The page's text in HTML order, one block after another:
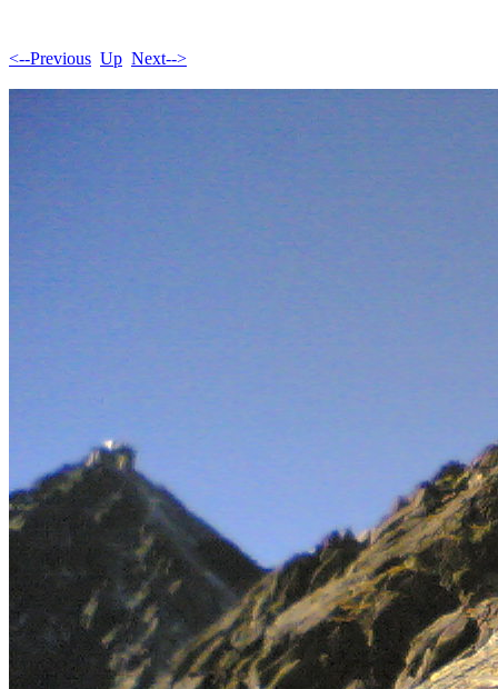
<--Previous Up Next-->